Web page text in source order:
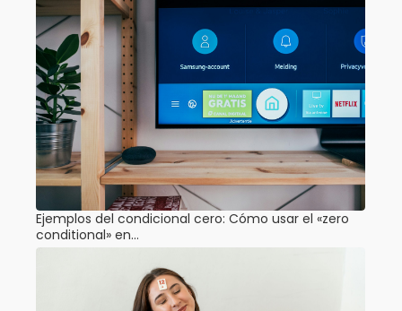
Ejemplos del condicional cero: Cómo usar el «zero
conditional» en…